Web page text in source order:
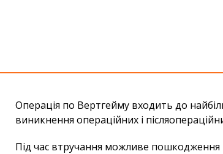
Операція по Вертгейму входить до
виникнення операційних і
Під час втручання можливе пошкодження